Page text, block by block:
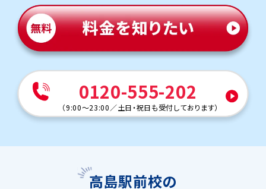
0120-555-202
（9:00～23:00／土日・祝日も受付しております）
高島駅前校の